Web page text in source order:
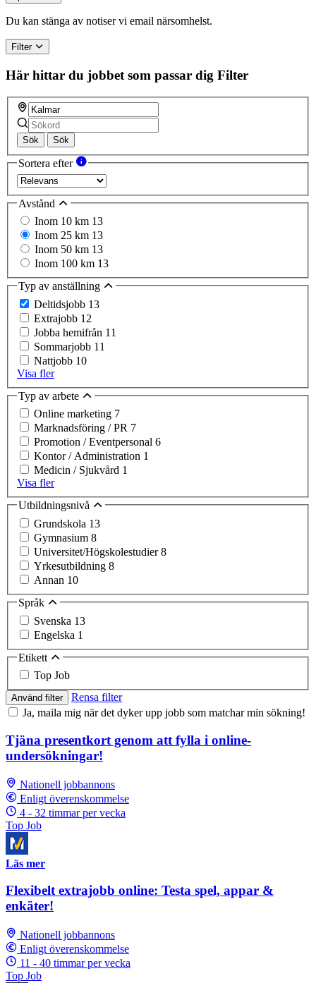
Du kan stänga av notiser vi email närsomhelst.
Filter
Här hittar du jobbet som passar dig Filter
Sök Sök
Sortera efter
Avstånd
Inom 10 km 13
Inom 25 km 13
Inom 50 km 13
Inom 100 km 13
Typ av anställning
Deltidsjobb 13
Extrajobb 12
Jobba hemifrån 11
Sommarjobb 11
Nattjobb 10
Visa fler
Typ av arbete
Online marketing 7
Marknadsföring / PR 7
Promotion / Eventpersonal 6
Kontor / Administration 1
Medicin / Sjukvård 1
Visa fler
Utbildningsnivå
Grundskola 13
Gymnasium 8
Universitet/Högskolestudier8
Yrkesutbildning 8
Annan 10
Språk
Svenska 13
Engelska 1
Etikett
Top Job
Använd filter
Rensa filter
Ja, maila mig när det dyker upp jobb som matchar min sökning!
Tjäna presentkort genom att fylla i online-
undersökningar!
Nationell jobbannons
Enligt överenskommelse
4 - 32 timmar per vecka
Top Job
Läs mer
Flexibelt extrajobb online: Testa spel, appar &
enkäter!
Nationell jobbannons
Enligt överenskommelse
11 - 40 timmar per vecka
Top Job